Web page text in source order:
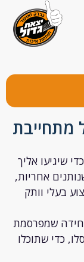
אליך
אחריות,
וותק
שתוכלו